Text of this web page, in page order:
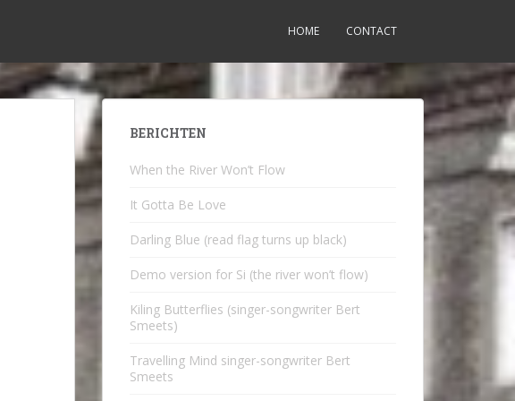
HOME CONTACT
BERICHTEN
When the River Won’t Flow
It Gotta Be Love
Darling Blue (read flag turns up black)
Demo version for Si (the river won’t flow)
Kiling Butterflies (singer-songwriter Bert
Smeets)
Travelling Mind singer-songwriter Bert
Smeets